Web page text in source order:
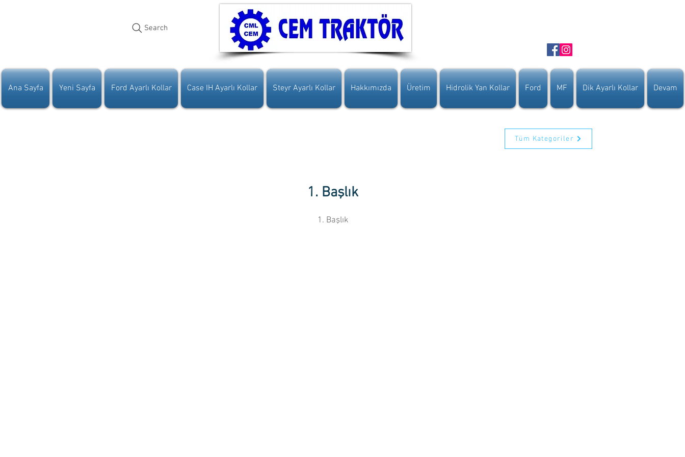
Search
Ana Sayfa Yeni Sayfa Ford Ayarlı Kollar Case IH Ayarlı Kollar Steyr Ayarlı Kollar Hakkımızda Üretim Hidrolik Yan Kollar Ford MF Dik Ayarlı Kollar Devam
Tüm Kategoriler
1. Başlık
1. Başlık